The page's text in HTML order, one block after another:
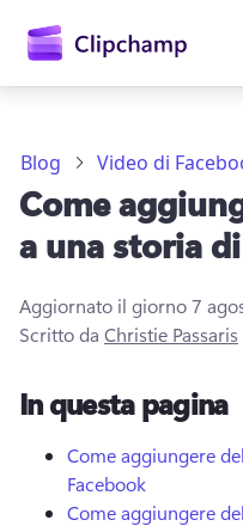
principale
Provalo
Blog Video di
Come
a una storia
Aggiornato il giorno7
Scritto da Christie Passaris
In questa pagina
Come aggiungere
Facebook
Come aggiungere